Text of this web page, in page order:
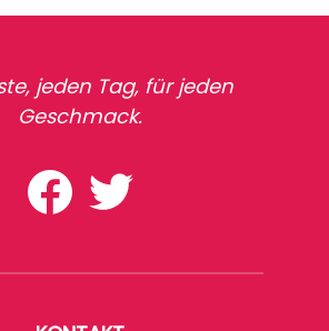
jeden Tag, für jeden
Geschmack.